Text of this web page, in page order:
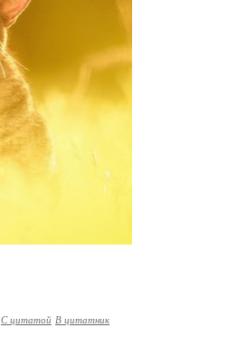
С цитатой В цитатник